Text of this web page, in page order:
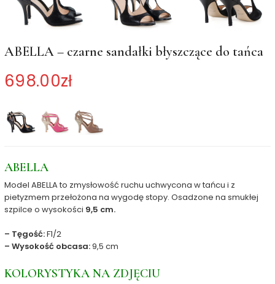
ABELLA – czarne sandałki błyszczące do tańca
698.00zł
ABELLA
Model ABELLA to zmysłowość ruchu uchwycona w tańcu i z
pietyzmem przełożona na wygodę stopy. Osadzone na smukłej
szpilce o wysokości 9,5 cm.
– Tęgość:F1/2
– Wysokość obcasa:9,5 cm
KOLORYSTYKA NA ZDJĘCIU